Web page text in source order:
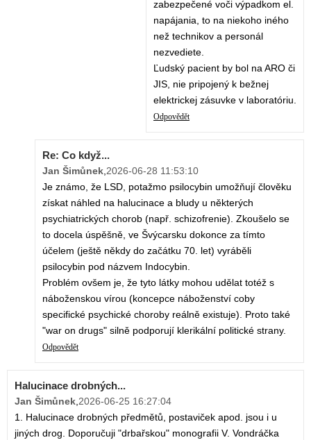
zabezpečené voči výpadkom el.
napájania, to na niekoho iného
než technikov a personál
nezvediete.
Ľudský pacient by bol na ARO či
JIS, nie pripojený k bežnej
elektrickej zásuvke v laboratóriu.
Odpovědět
Re: Co když...
Jan Šimůnek 2026-06-28 11:53:10
Je známo, že LSD, potažmo psilocybin umožňují člověku
získat náhled na halucinace a bludy u některých
psychiatrických chorob (např. schizofrenie). Zkoušelo se
to docela úspěšně, ve Švýcarsku dokonce za tímto
účelem (ještě někdy do začátku 70. let) vyráběli
psilocybin pod názvem Indocybin.
Problém ovšem je, že tyto látky mohou udělat totéž s
náboženskou vírou (koncepce náboženství coby
specifické psychické choroby reálně existuje). Proto také
"war on drugs" silně podporují klerikální politické strany.
Odpovědět
Halucinace drobných...
Jan Šimůnek 2026-06-25 16:27:04
1. Halucinace drobných předmětů, postaviček apod. jsou i u
jiných drog. Doporučuji "drbařskou" monografii V. Vondráčka